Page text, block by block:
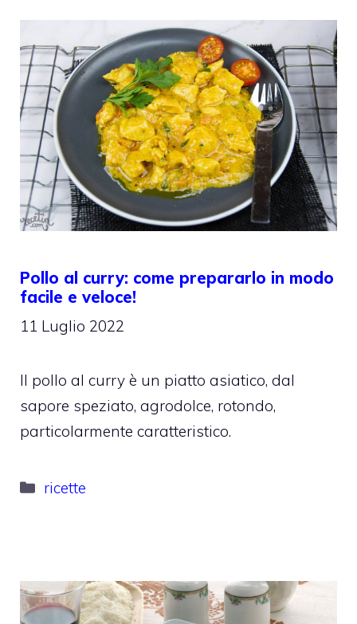
Pollo al curry: come prepararlo in modo
facile e veloce!
11 Luglio 2022
Il pollo al curry è un piatto asiatico, dal
sapore speziato, agrodolce, rotondo,
particolarmente caratteristico.
Categorie
ricette